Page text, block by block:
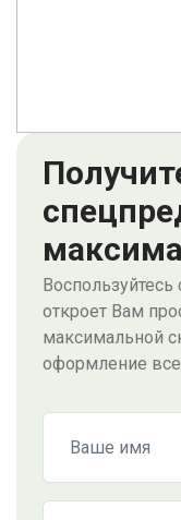
откроет Вам
максимальной
оформление